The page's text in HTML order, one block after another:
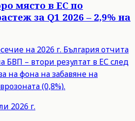
място в ЕС по
за Q1 2026 – 2,9% на
на 2026 г. България отчита
БВП – втори резултат в ЕС след
на фона на забавяне на
(0,8%).
2026 г.